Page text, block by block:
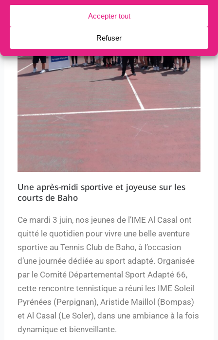
Une après-midi sportive et joyeuse sur les
courts de Baho
Ce mardi 3 juin, nos jeunes de l’IME Al Casal ont
quitté le quotidien pour vivre une belle aventure
sportive au Tennis Club de Baho, à l’occasion
d’une journée dédiée au sport adapté. Organisée
par le Comité Départemental Sport Adapté 66,
cette rencontre tennistique a réuni les IME Soleil
Pyrénées (Perpignan), Aristide Maillol (Bompas)
et Al Casal (Le Soler), dans une ambiance à la fois
dynamique et bienveillante.